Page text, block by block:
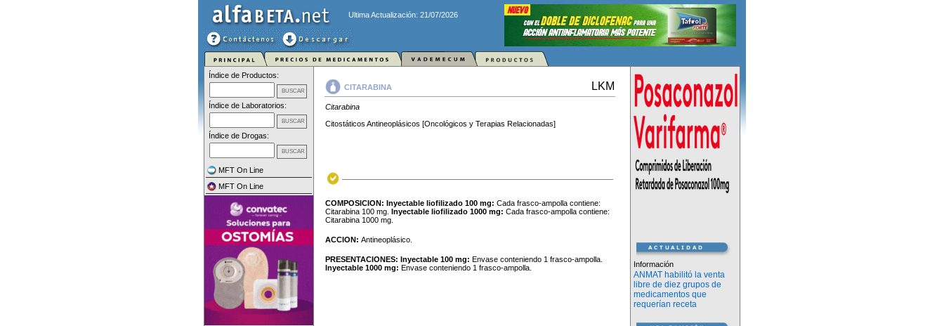
Ultima Actualización: 21/07/2026
Índice de Productos:
Índice de Laboratorios:
Índice de Drogas:
MFT On Line
MFT On Line
CITARABINA LKM
Citarabina
Citostáticos Antineoplásicos [Oncológicos y Terapias Relacionadas]
COMPOSICION: Inyectable liofilizado 100 mg: Cada frasco-ampolla contiene:
Citarabina 100 mg. Inyectable liofilizado 1000 mg: Cada frasco-ampolla contiene:
Citarabina 1000 mg.
ACCION: Antineoplásico.
PRESENTACIONES: Inyectable 100 mg: Envase conteniendo 1 frasco-ampolla.
Inyectable 1000 mg: Envase conteniendo 1 frasco-ampolla. Información
ANMAT habilitó la venta
libre de diez grupos de
medicamentos que
requerían receta